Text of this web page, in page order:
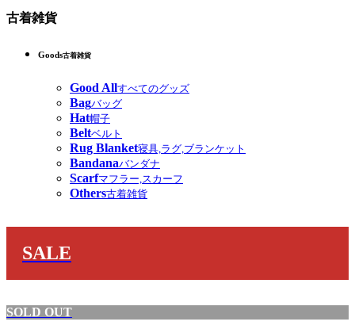
古着雑貨
Goods古着雑貨
Good Allすべてのグッズ
Bagバッグ
Hat帽子
Beltベルト
Rug Blanket寝具,ラグ,ブランケット
Bandanaバンダナ
Scarfマフラー,スカーフ
Others古着雑貨
SALE
SOLD OUT